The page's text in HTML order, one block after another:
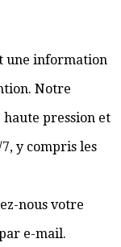
une information
Notre
pression et
y compris les
nous votre
e-mail.